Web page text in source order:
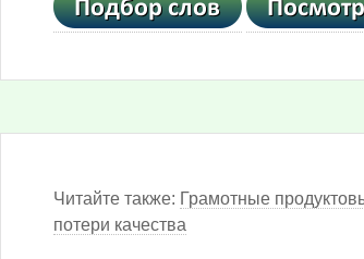
Читайте также: Грамотные
потери качества